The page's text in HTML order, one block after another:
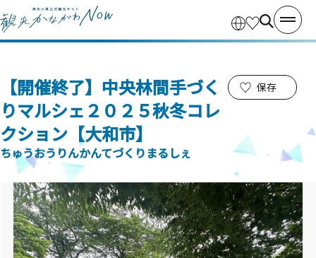
【開催終了】中央林間手づく
りマルシェ２０２５秋冬コレ
クション【大和市】
ちゅうおうりんかんてづくりまるしぇ
保存